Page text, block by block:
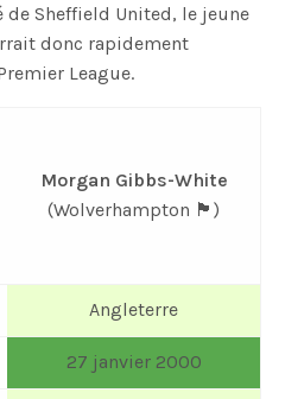
de Sheffield United, le jeune
donc rapidement
League.
Morgan Gibbs-White
(Wolverhampton 🏴󠁧󠁢󠁥󠁮󠁧󠁿)
Angleterre
27 janvier 2000